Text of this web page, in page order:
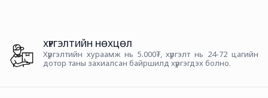
Хүргэлтийн хураамж нь 5.000₮, хүргэлт нь 24-72 цагийн
дотор таны захиалсан байршилд хүргэгдэх болно.
ХҮРГЭЛТИЙН НӨХЦӨЛ